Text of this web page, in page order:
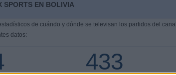
SPORTS EN BOLIVIA
de cuándo y dónde se televisan los partidos del canal
datos:
433